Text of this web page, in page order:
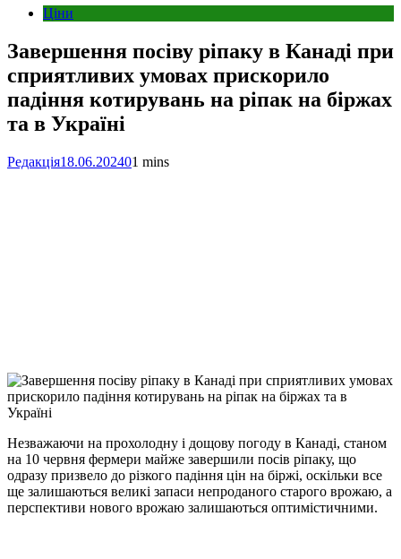
Ціни
Завершення посіву ріпаку в Канаді при
сприятливих умовах прискорило
падіння котирувань на ріпак на біржах
та в Україні
Редакція18.06.202401 mins
Link
Print
Незважаючи на прохолодну і дощову погоду в Канаді, станом
на 10 червня фермери майже завершили посів ріпаку, що
одразу призвело до різкого падіння цін на біржі, оскільки все
ще залишаються великі запаси непроданого старого врожаю, а
перспективи нового врожаю залишаються оптимістичними.